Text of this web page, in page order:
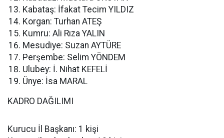
Kabataş: İfakat Tecim YILDIZ
Korgan: Turhan ATEŞ
Kumru: Ali Rıza YALIN
Mesudiye: Suzan AYTÜRE
Perşembe: Selim YÖNDEM
Ulubey: İ. Nihat KEFELİ
Ünye: İsa MARAL
KADRO DAĞILIMI
Kurucu İl Başkanı: 1 kişi